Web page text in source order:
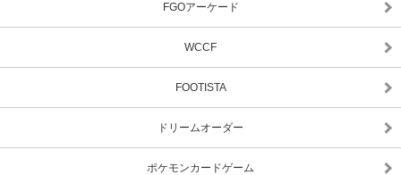
FGOアーケード
WCCF
FOOTISTA
ドリームオーダー
ポケモンカードゲーム